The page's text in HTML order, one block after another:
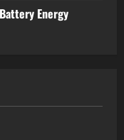
Energy